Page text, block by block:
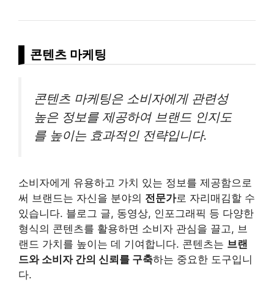
콘텐츠 마케팅
콘텐츠 마케팅은 소비자에게 관련성
높은 정보를 제공하여 브랜드 인지도
를 높이는 효과적인 전략입니다.
소비자에게 유용하고 가치 있는 정보를 제공함으로
써 브랜드는 자신을 분야의 전문가로 자리매김할 수
있습니다. 블로그 글, 동영상, 인포그래픽 등 다양한
형식의 콘텐츠를 활용하면 소비자 관심을 끌고, 브
랜드 가치를 높이는 데 기여합니다. 콘텐츠는 브랜
드와 소비자 간의 신뢰를 구축하는 중요한 도구입니
다.